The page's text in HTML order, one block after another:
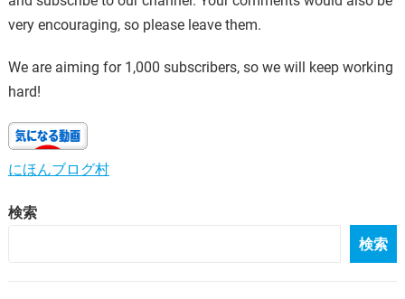
very encouraging, so please leave them.
We are aiming for 1,000 subscribers, so we will keep working
hard!
にほんブログ村
検索
検索